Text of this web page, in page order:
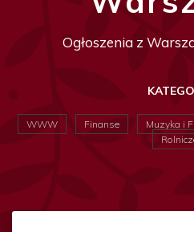
Ogłoszenia z
WWW Finanse Muzyka i